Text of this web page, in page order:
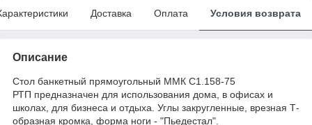
Доставка Оплата Условия возврата
Описание
Стол банкетный прямоугольный ММК С1.158-75
РТП предназначен для использования дома, в офисах и
школах, для бизнеса и отдыха. Углы закругленные, врезная Т-
образная кромка, форма ноги - "Пьедестал".